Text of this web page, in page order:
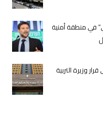
في منطقة أمنية
وزيرة التربية